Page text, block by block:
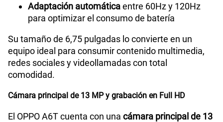
Adaptación automáticaentre 60Hz y 120Hz
para optimizar el consumo de batería
Su tamaño de 6,75 pulgadas lo convierte en un
equipo ideal para consumir contenido multimedia,
redes sociales y videollamadas con total
comodidad.
Cámara principal de 13 MP y grabación en Full HD
El OPPO A6T cuenta con una cámara principal de 13